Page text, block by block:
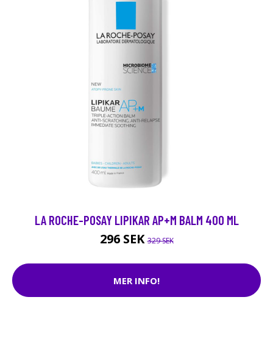
LA ROCHE-POSAY LIPIKAR AP+M BALM 400 ML
296 SEK329 SEK
MER INFO!